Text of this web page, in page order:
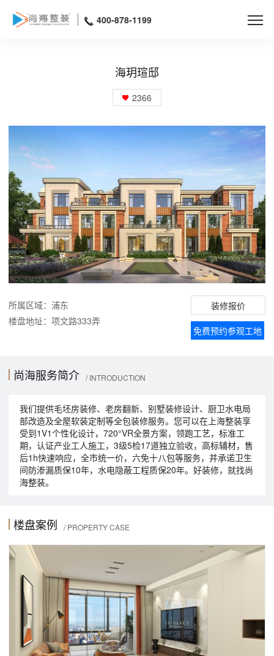
400-878-1199
海玥瑄邸
2366
所属区域：浦东
楼盘地址：项文路333弄
装修报价
免费预约参观工地
尚海服务简介 / INTRODUCTION
我们提供毛坯房装修、老房翻新、别墅装修设计、厨卫水电局
部改造及全屋软装定制等全包装修服务。您可以在上海整装享
受到1V1个性化设计，720°VR全景方案，领跑工艺，标准工
期，认证产业工人施工，3级5检17道独立验收，高标辅材，售
后1h快速响应，全市统一价，六免十八包等服务，并承诺卫生
间防渗漏质保10年，水电隐蔽工程质保20年。好装修，就找尚
海整装。
楼盘案例 / PROPERTY CASE